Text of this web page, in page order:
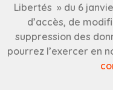
Libertés » du 6
d’accès, de
suppression des
pourrez l’exercer en